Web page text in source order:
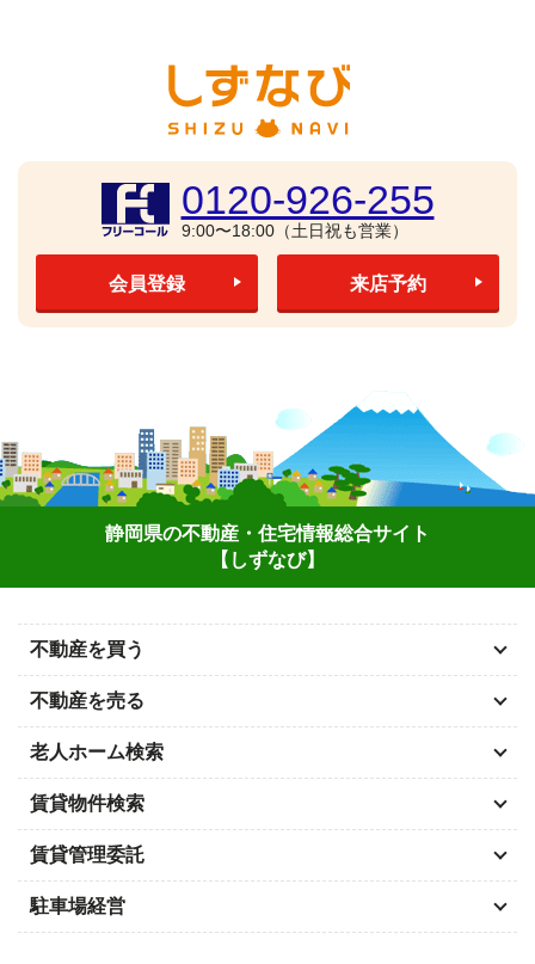
0120-926-255
9:00〜18:00（土日祝も営業）
会員登録 来店予約
静岡県の不動産・住宅情報総合サイト
【しずなび】
不動産を買う
不動産を売る
老人ホーム検索
賃貸物件検索
賃貸管理委託
駐車場経営